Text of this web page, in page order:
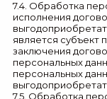
7.4. Обработка
исполнения
является субъект
заключения
персональных
персональных
7.5. Обработка